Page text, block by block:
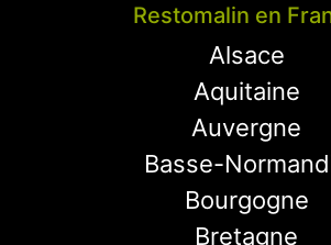
Restomalin en
Alsace
Aquitaine
Auvergne
Basse-
Bourgogne
Bretagne